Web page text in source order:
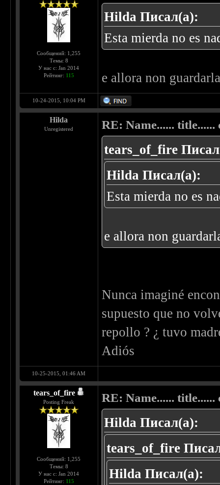
Сообщений: 1,255
Темы: 8
У нас с: Jan 2014
Рейтинг: 115
Hilda Писал(а):
Esta mierda no es
e allora non
10-24-2015, 10:04 PM
Hilda
Unregistered RE: Name...... title......
tears_of_fire
Hilda Писал(а):
Esta mierda no es
e allora non
Nunca imaginé
supuesto que no
repollo ? ¿ tuvo
Adiós
10-25-2015, 01:46 AM
tears_of_fire
Posting Freak
Сообщений: 1,255
Темы: 8
У нас с: Jan 2014
Рейтинг: 115
RE: Name...... title......
Hilda Писал(а):
tears_of_fire
Hilda Писал(а):